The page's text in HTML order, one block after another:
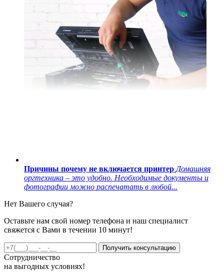
Причины почему не включается принтер Домашняя
оргтехника – это удобно. Необходимые документы и
фотографии можно распечатать в любой...
Нет Вашего случая?
Оставьте нам свой номер телефона и наш специалист
свяжется с Вами в течении 10 минут!
Получить консультацию
Сотрудничество
на выгодных условиях!